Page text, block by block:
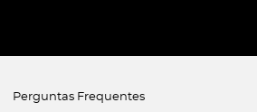
Perguntas Frequentes